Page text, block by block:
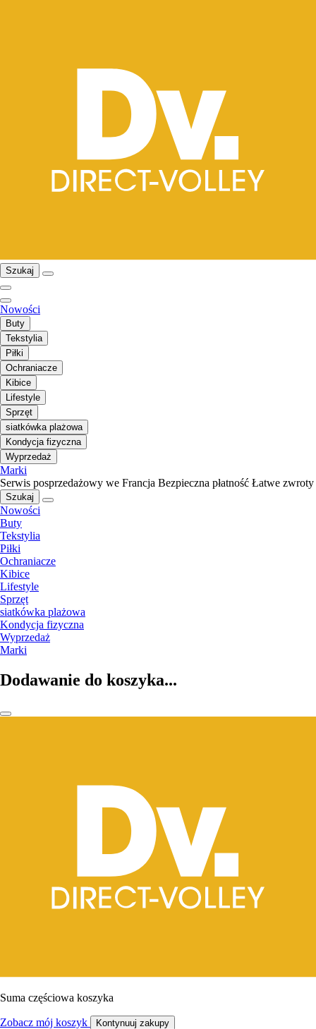
Szukaj
Nowości
Buty
Tekstylia
Piłki
Ochraniacze
Kibice
Lifestyle
Sprzęt
siatkówka plażowa
Kondycja fizyczna
Wyprzedaż
Marki
Serwis posprzedażowy we Francja Bezpieczna płatność Łatwe zwroty
Szukaj
Nowości
Buty
Tekstylia
Piłki
Ochraniacze
Kibice
Lifestyle
Sprzęt
siatkówka plażowa
Kondycja fizyczna
Wyprzedaż
Marki
Dodawanie do koszyka...
Suma częściowa koszyka
Zobacz mój koszyk Kontynuuj zakupy